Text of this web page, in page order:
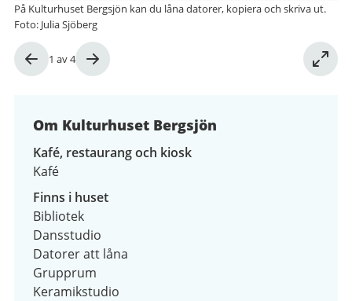
Bild
1 av4
På Kulturhuset Bergsjön kan du låna datorer, kopiera och skriva ut.
Foto: Julia Sjöberg
Om Kulturhuset Bergsjön
Kafé, restaurang och kiosk
Kafé
Finns i huset
Bibliotek
Dansstudio
Datorer att låna
Grupprum
Keramikstudio